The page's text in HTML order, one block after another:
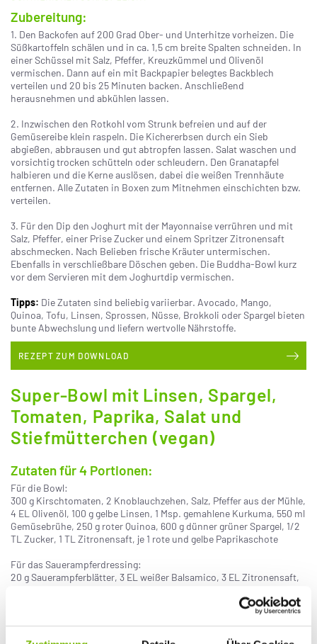
Zubereitung:
1. Den Backofen auf 200 Grad Ober- und Unterhitze vorheizen. Die
Süßkartoffeln schälen und in ca. 1,5 cm breite Spalten schneiden. In
einer Schüssel mit Salz, Pfeffer, Kreuzkümmel und Olivenöl
vermischen. Dann auf ein mit Backpapier belegtes Backblech
verteilen und 20 bis 25 Minuten backen. Anschließend
herausnehmen und abkühlen lassen.
2. Inzwischen den Rotkohl vom Strunk befreien und auf der
Gemüsereibe klein raspeln. Die Kichererbsen durch ein Sieb
abgießen, abbrausen und gut abtropfen lassen. Salat waschen und
vorsichtig trocken schütteln oder schleudern. Den Granatapfel
halbieren und die Kerne auslösen, dabei die weißen Trennhäute
entfernen. Alle Zutaten in Boxen zum Mitnehmen einschichten bzw.
verteilen.
3. Für den Dip den Joghurt mit der Mayonnaise verrühren und mit
Salz, Pfeffer, einer Prise Zucker und einem Spritzer Zitronensaft
abschmecken. Nach Belieben frische Kräuter untermischen.
Ebenfalls in verschließbare Döschen geben. Die Buddha-Bowl kurz
vor dem Servieren mit dem Joghurtdip vermischen.
Tipps: Die Zutaten sind beliebig variierbar. Avocado, Mango,
Quinoa, Tofu, Linsen, Sprossen, Nüsse, Brokkoli oder Spargel bieten
bunte Abwechslung und liefern wertvolle Nährstoffe.
REZEPT ZUM DOWNLOAD
Super-Bowl mit Linsen, Spargel,
Tomaten, Paprika, Salat und
Stiefmütterchen (vegan)
Zutaten für 4 Portionen:
Für die Bowl:
300 g Kirschtomaten, 2 Knoblauchzehen, Salz, Pfeffer aus der Mühle,
4 EL Olivenöl, 100 g gelbe Linsen, 1 Msp. gemahlene Kurkuma, 550 ml
Gemüsebrühe, 250 g roter Quinoa, 600 g dünner grüner Spargel, 1/2
TL Zucker, 1 TL Zitronensaft, je 1 rote und gelbe Paprikaschote
Für das Sauerampferdressing:
20 g Sauerampferblätter, 3 EL weißer Balsamico, 3 EL Zitronensaft,
Zum Servieren:
Salatblätter, rotstielige Mangoldblätter, junge Thymianspitzen,